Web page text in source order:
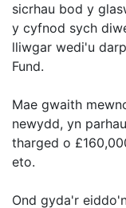
sicrhau bod y
y cyfnod sych
lliwgar wedi'u
Fund.
Mae gwaith
newydd, yn
tharged o
eto.
Ond gyda'r